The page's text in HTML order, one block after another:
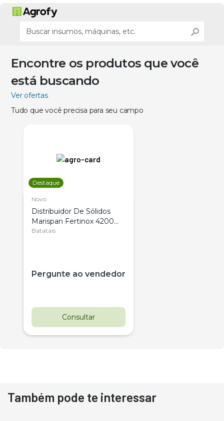
Encontre os produtos que você
está buscando
Ver ofertas
Tudo que você precisa para seu campo
Destaque
Novo
Distribuidor De Sólidos
Marispan Fertinox 4200
Citrus
Batatais
Pergunte ao vendedor
Consultar
Destaque
Também pode te interessar